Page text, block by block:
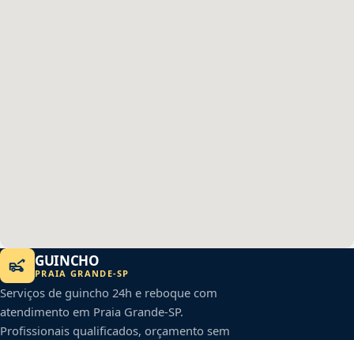
GUINCHO
PRAIA GRANDE-SP
Serviços de guincho 24h e reboque com
atendimento em Praia Grande-SP.
Profissionais qualificados, orçamento sem